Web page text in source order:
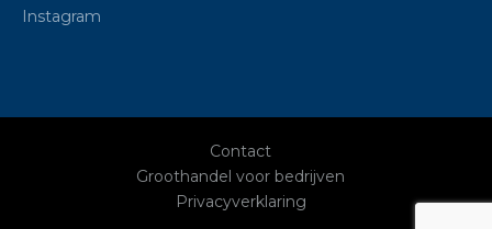
Instagram
Contact
Groothandel voor bedrijven
Privacyverklaring